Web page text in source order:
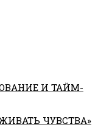
И ТАЙМ-
ЧУВСТВА»